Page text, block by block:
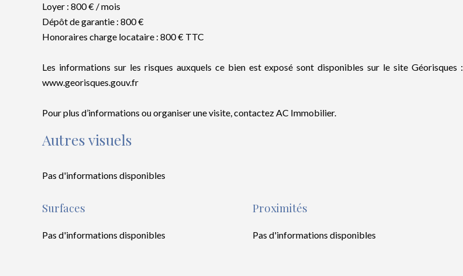
Loyer : 800 € / mois
Dépôt de garantie : 800 €
Honoraires charge locataire : 800 € TTC
Les informations sur les risques auxquels ce bien est exposé sont disponibles sur le site Géorisques :
www.georisques.gouv.fr
Pour plus d’informations ou organiser une visite, contactez AC Immobilier.
Autres visuels
Pas d'informations disponibles
Surfaces
Pas d'informations disponibles
Proximités
Pas d'informations disponibles